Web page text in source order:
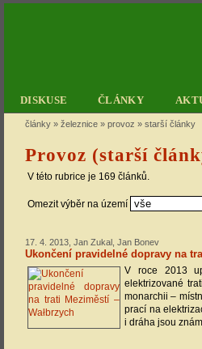
DISKUSE ČLÁNKY
články » železnice » provoz » starší články
Provoz (starší
V této rubrice je 169 článků.
Omezit výběr na území
17. 4. 2013, Jan Zukal, Jan Bonev
Ukončení pravidelné dopravy na
V roce 2013
elektrizované
monarchii –
prací na
i dráha jsou